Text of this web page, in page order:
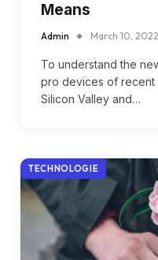
Means
Admin March 10, 2022
To understand the
pro devices of recent
Silicon Valley and…
TECHNOLOGIE